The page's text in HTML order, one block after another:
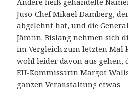
Andere heiß gehandelte
Juso-Chef Mikael Damberg,
abgelehnt hat, und die
Jämtin. Bislang nehmen sich
im Vergleich zum letzten Mal
wohl leider davon aus gehen,
EU-Kommissarin Margot
ganzen Veranstaltung etwas